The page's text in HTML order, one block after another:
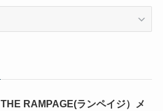
THE RAMPAGE(ランペイジ）メ